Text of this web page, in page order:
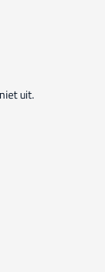
uit.